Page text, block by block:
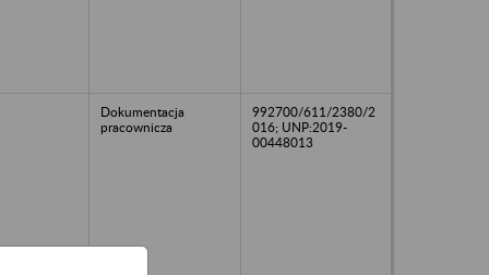
Dokumentacja
pracownicza
992700/611/2380/2
016; UNP:2019-
00448013